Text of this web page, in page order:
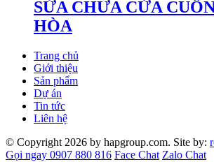
SỬA CHỮA CỬA
HÒA
Trang chủ
Giới thiệu
Sản phẩm
Dự án
Tin tức
Liên hệ
© Copyright 2026 by hapgroup.com. Site by:
Gọi ngay 0907 880 816 Face Chat Zalo Chat